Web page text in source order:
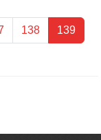
138 139